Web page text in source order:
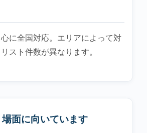
に全国対応。エリアによって対
スト件数が異なります。
面に向いています